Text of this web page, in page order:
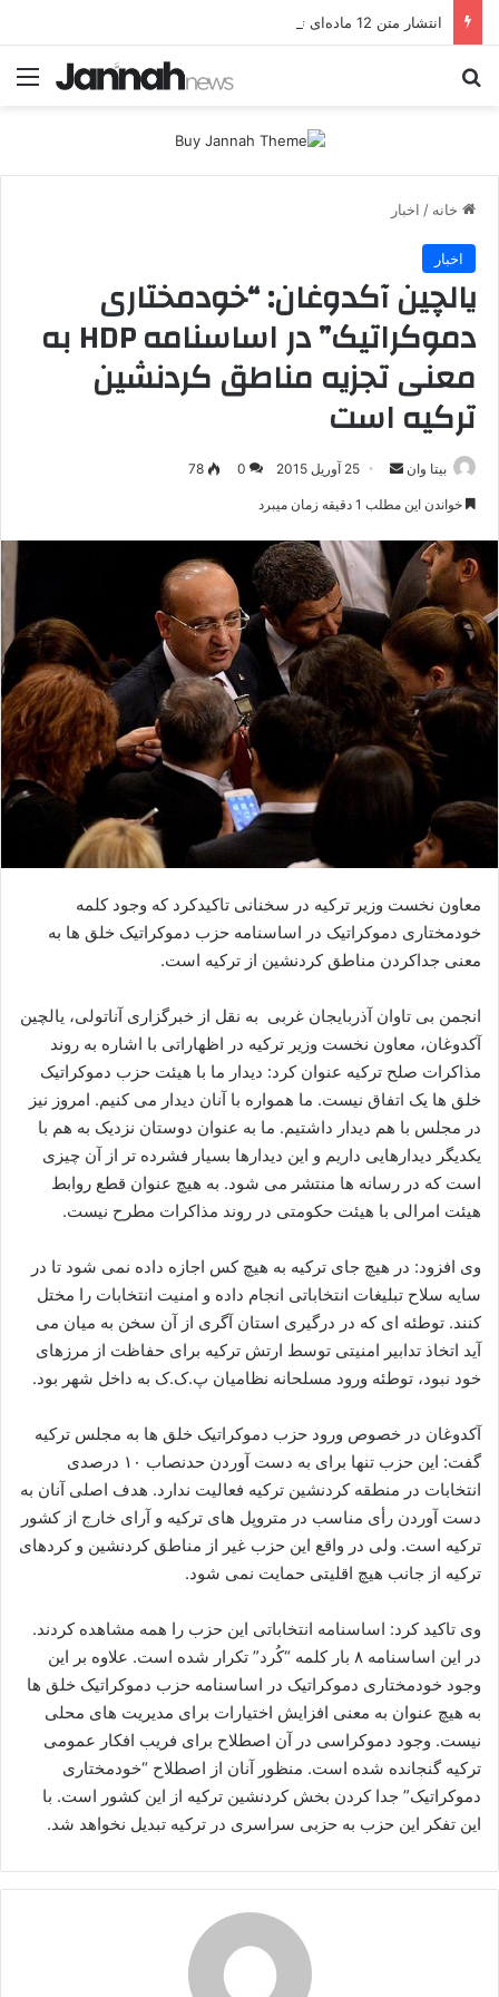
انتشار متن 12 ماده‌ای توافق نهایی بین ترکیه و پ.ک.ک
خانه / اخبار
اخبار
یالچین آکدوغان: “خودمختاری
دموکراتیک” در اساسنامه HDP به
معنی تجزیه مناطق کردنشین
ترکیه است
بیتا وان
ر
ل
ا
ی
م
ی
25 آوریل 2015 0
78
خواندن این مطلب 1 دقیقه زمان میبرد
معاون نخست وزیر ترکیه در سخنانی تاکیدکرد که وجود کلمه
خودمختاری دموکراتیک در اساسنامه حزب دموکراتیک خلق ها به
معنی جداکردن مناطق کردنشین از ترکیه است.
انجمن بی تاوان آذربایجان غربی به نقل از خبرگزاری آناتولی، یالچین
آکدوغان، معاون نخست وزیر ترکیه در اظهاراتی با اشاره به روند
مذاکرات صلح ترکیه عنوان کرد: دیدار ما با هیئت حزب دموکراتیک
خلق ها یک اتفاق نیست. ما همواره با آنان دیدار می کنیم. امروز نیز
در مجلس با هم دیدار داشتیم. ما به عنوان دوستان نزدیک به هم با
یکدیگر دیدارهایی داریم و این دیدارها بسیار فشرده تر از آن چیزی
است که در رسانه ها منتشر می شود. به هیچ عنوان قطع روابط
هیئت امرالی با هیئت حکومتی در روند مذاکرات مطرح نیست.
وی افزود: در هیچ جای ترکیه به هیچ کس اجازه داده نمی شود تا در
سایه سلاح تبلیغات انتخاباتی انجام داده و امنیت انتخابات را مختل
کنند. توطئه ای که در درگیری استان آگری از آن سخن به میان می
آید اتخاذ تدابیر امنیتی توسط ارتش ترکیه برای حفاظت از مرزهای
خود نبود، توطئه ورود مسلحانه نظامیان پ.ک.ک به داخل شهر بود.
آکدوغان در خصوص ورود حزب دموکراتیک خلق ها به مجلس ترکیه
گفت: این حزب تنها برای به دست آوردن حدنصاب ۱۰ درصدی
انتخابات در منطقه کردنشین ترکیه فعالیت ندارد. هدف اصلی آنان به
دست آوردن رأی مناسب در متروپل های ترکیه و آرای خارج از کشور
ترکیه است. ولی در واقع این حزب غیر از مناطق کردنشین و کردهای
ترکیه از جانب هیچ اقلیتی حمایت نمی شود.
وی تاکید کرد: اساسنامه انتخاباتی این حزب را همه مشاهده کردند.
در این اساسنامه ۸ بار کلمه “کُرد” تکرار شده است. علاوه بر این
وجود خودمختاری دموکراتیک در اساسنامه حزب دموکراتیک خلق ها
به هیچ عنوان به معنی افزایش اختیارات برای مدیریت های محلی
نیست. وجود دموکراسی در آن اصطلاح برای فریب افکار عمومی
ترکیه گنجانده شده است. منظور آنان از اصطلاح “خودمختاری
دموکراتیک” جدا کردن بخش کردنشین ترکیه از این کشور است. با
این تفکر این حزب به حزبی سراسری در ترکیه تبدیل نخواهد شد.